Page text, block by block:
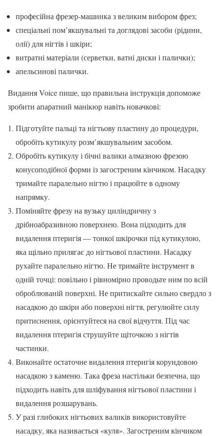
професійна фрезер-машинка з великим вибором фрез;
спеціальні пом’якшувальні та доглядові засоби (рідини,
олії) для нігтів і шкіри;
витратні матеріали (серветки, ватні диски і палички);
апельсинові палички.
Видання Voice пише, що правильна інструкція допоможе
зробити апаратний манікюр навіть новачкові:
Підготуйте пальці та нігтьову пластину до процедури,
обробіть кутикулу розм’якшувальним засобом.
Обробіть кутикулу і бічні валики алмазною фрезою
конусоподібної форми із загостреним кінчиком. Насадку
тримайте паралельно нігтю і працюйте в одному
напрямку.
Поміняйте фрезу на вузьку циліндричну з
дрібноабразивною поверхнею. Вона підходить для
видалення птеригія — тонкої шкірочки під кутикулою,
яка щільно прилягає до нігтьової пластини. Насадку
рухайте паралельно нігтю. Не тримайте інструмент в
одній точці: повільно і рівномірно проводьте ним по всій
оброблюваній поверхні. Не притискайте сильно свердло з
насадкою до шкіри або поверхні нігтя, регулюйте силу
притиснення, орієнтуйтеся на свої відчуття. Під час
видалення птеригія струшуйте щіточкою з нігтів
частинки.
Виконайте остаточне видалення птеригія корундовою
насадкою з каменю. Така фреза настільки безпечна, що
підходить навіть для шліфування нігтьової пластини і
видалення розшарувань.
У разі глибоких нігтьових валиків використовуйте
насадку, яка називається «куля». Загостреним кінчиком